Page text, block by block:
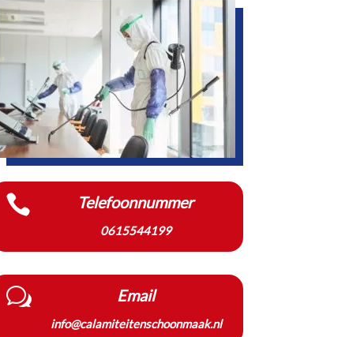
 Telefoonnummer
0615544199
w Email
info@calamiteitenschoonmaak.nl